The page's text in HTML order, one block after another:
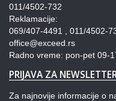
011/4502-732
Reklamacije:
069/407-4491 , 011/4502-
office@exceed.rs
Radno vreme: pon-pet 09-
PRIJAVA ZA
Za najnovije informacije o